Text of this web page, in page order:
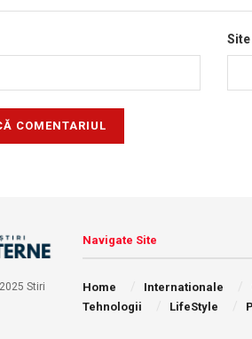
Site
Stiri
Navigate Site
Home Internationale
Tehnologii
LifeStyle